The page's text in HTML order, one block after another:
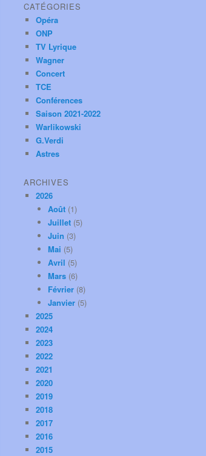
CATÉGORIES
Opéra
ONP
TV Lyrique
Wagner
Concert
TCE
Conférences
Saison 2021-2022
Warlikowski
G.Verdi
Astres
ARCHIVES
2026
Août (1)
Juillet (5)
Juin (3)
Mai (5)
Avril (5)
Mars (6)
Février (8)
Janvier (5)
2025
2024
2023
2022
2021
2020
2019
2018
2017
2016
2015